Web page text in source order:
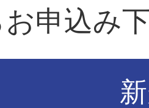
申込み